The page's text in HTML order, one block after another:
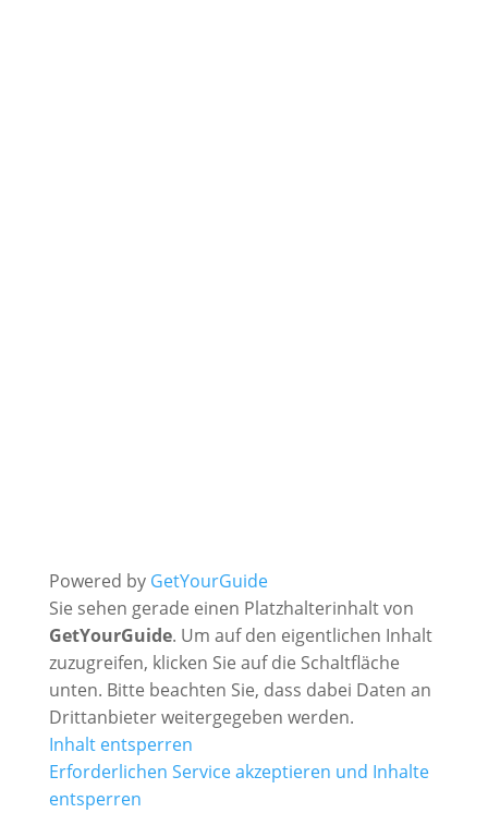
Powered by GetYourGuide
Sie sehen gerade einen Platzhalterinhalt von
GetYourGuide. Um auf den eigentlichen Inhalt
zuzugreifen, klicken Sie auf die Schaltfläche
unten. Bitte beachten Sie, dass dabei Daten an
Drittanbieter weitergegeben werden.
Inhalt entsperren
Erforderlichen Service akzeptieren und Inhalte
entsperren